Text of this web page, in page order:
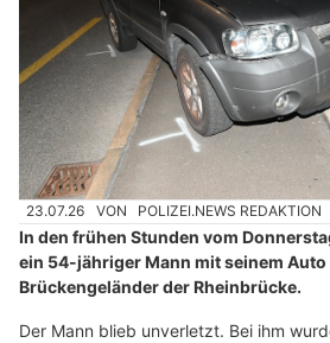
23.07.26 VON POLIZEI.NEWS REDAKTION
In den frühen Stunden vom
ein 54-jähriger Mann mit seinem Auto
Brückengeländer der Rheinbrücke.
Der Mann blieb unverletzt. Bei ihm